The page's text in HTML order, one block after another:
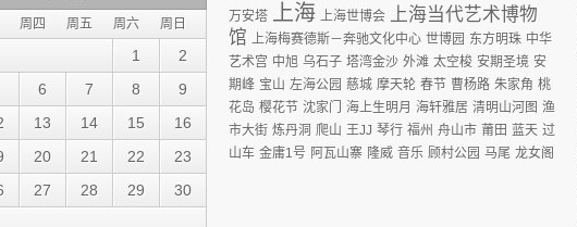
周四 周五 周六 周日
1
2
6 7 8
9
13 14 15
16
20 21 22
23
27 28 29
30
万安塔 上海 上海世博会 上海当代艺术博物
馆 上海梅赛德斯－奔驰文化中心 世博园 东方明珠 中华
艺术宫 中旭 乌石子 塔湾金沙 外滩 太空梭 安期圣境 安
期峰 宝山 左海公园 慈城 摩天轮 春节 曹杨路 朱家角 桃
花岛 樱花节 沈家门 海上生明月 海轩雅居 清明山河图 渔
市大街 炼丹洞 爬山 王JJ 琴行 福州 舟山市 莆田 蓝天 过
山车 金庸1号 阿瓦山寨 隆威 音乐 顾村公园 马尾 龙女阁